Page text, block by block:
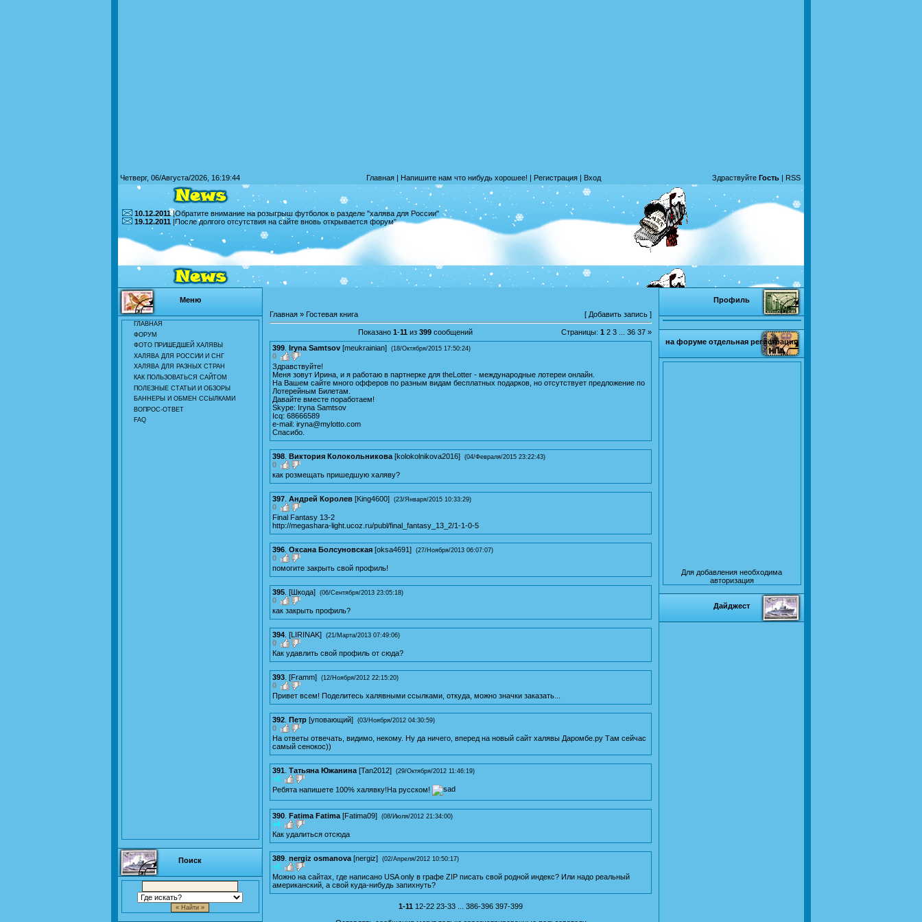
Четверг, 06/Августа/2026, 16:19:44 Главная | Напишите нам что нибудь хорошее! | Регистрация | Вход Здраствуйте Гость | RSS
10.12.2011|Обратите внимание на розыгрыш футболок в разделе "халява для России"
19.12.2011 |После долгого отсутствия на сайте вновь открывается форум"
Меню
ГЛАВНАЯ
ФОРУМ
ФОТО ПРИШЕДШЕЙ ХАЛЯВЫ
ХАЛЯВА ДЛЯ РОССИИ И СНГ
ХАЛЯВА ДЛЯ РАЗНЫХ СТРАН
КАК ПОЛЬЗОВАТЬСЯ САЙТОМ
ПОЛЕЗНЫЕ СТАТЬИ И ОБЗОРЫ
БАННЕРЫ И ОБМЕН ССЫЛКАМИ
ВОПРОС-ОТВЕТ
FAQ
Поиск
Главная » Гостевая книга [ Добавить запись ]
Страницы: 1 2 3 36 37 »
Показано 1-11 из 399 сообщений
399 Iryna Samtsov [meukrainian] (18/Октября/2015 17:50:24)
0
Здравствуйте!
Меня зовут Ирина, и я работаю в партнерке для theLotter - международные лотереи онлайн.
На Вашем сайте много офферов по разным видам бесплатных подарков, но отсутствует предложение по
Лотерейным Билетам.
Давайте вместе поработаем!
Skype: Iryna Samtsov
Icq: 68666589
е-mail: iryna@mylotto.com
Спасибо.
398 Виктория Колокольникова [kolokolnikova2016] (04/Февраля/2015 23:22:43)
0
как розмещать пришедшую халяву?
397 Андрей Королев [King4600] (23/Января/2015 10:33:29)
0
Final Fantasy 13-2
http://megashara-light.ucoz.ru/publ/final_fantasy_13_2/1-1-0-5
396 Оксана Болсуновская [oksa4691] (27/Ноября/2013 06:07:07)
0
помогите закрыть свой профиль!
395 [Шкода] (06/Сентября/2013 23:05:18)
0
как закрыть профиль?
394 [LIRINAK] (21/Марта/2013 07:49:06)
0
Как удавлить свой профиль от сюда?
393 [Framm] (12/Ноября/2012 22:15:20)
0
Привет всем! Поделитесь халявными ссылками, откуда, можно значки заказать...
392 Петр [уповающий] (03/Ноября/2012 04:30:59)
0
На ответы отвечать, видимо, некому. Ну да ничего, вперед на новый сайт халявы Даромбе.ру Там сейчас
самый сенокос))
391 Татьяна Южанина [Tan2012] (29/Октября/2012 11:46:19)
+1
Ребята напишете 100% халявку!На русском!
390 Fatima Fatima [Fatima09] (08/Июля/2012 21:34:00)
+4
Как удалиться отсюда
389 nergiz osmanova [nergiz] (02/Апреля/2012 10:50:17)
+1
Можно на сайтах, где написано USA only в графе ZIP писать свой родной индекс? Или надо реальный
американский, а свой куда-нибудь запихнуть?
1-11 12-22 23-33 386-396 397-399
Профиль
на форуме отдельная регистрация
Для добавления необходима
авторизация
Дайджест